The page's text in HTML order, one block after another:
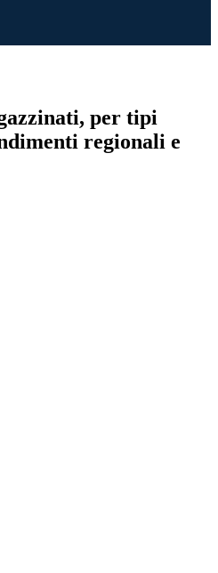
per tipi
regionali e